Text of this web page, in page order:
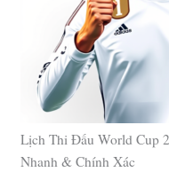
Lịch Thi Đấu World Cup
Nhanh & Chính Xác